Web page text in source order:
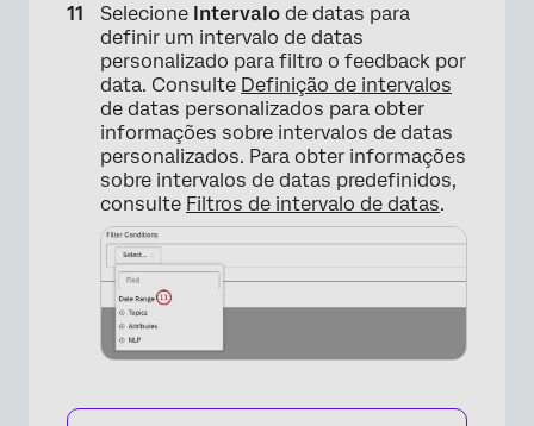
×
Selecione Intervalo de datas para
definir um intervalo de datas
personalizado para filtro o feedback por
data. Consulte Definição de intervalos
de datas personalizados para obter
informações sobre intervalos de datas
personalizados. Para obter informações
sobre intervalos de datas predefinidos,
consulte Filtros de intervalo de datas.